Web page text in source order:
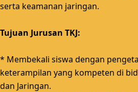
serta keamanan jaringan.
Tujuan Jurusan TKJ:
* Membekali siswa dengan
keterampilan yang kompeten di
dan Jaringan.